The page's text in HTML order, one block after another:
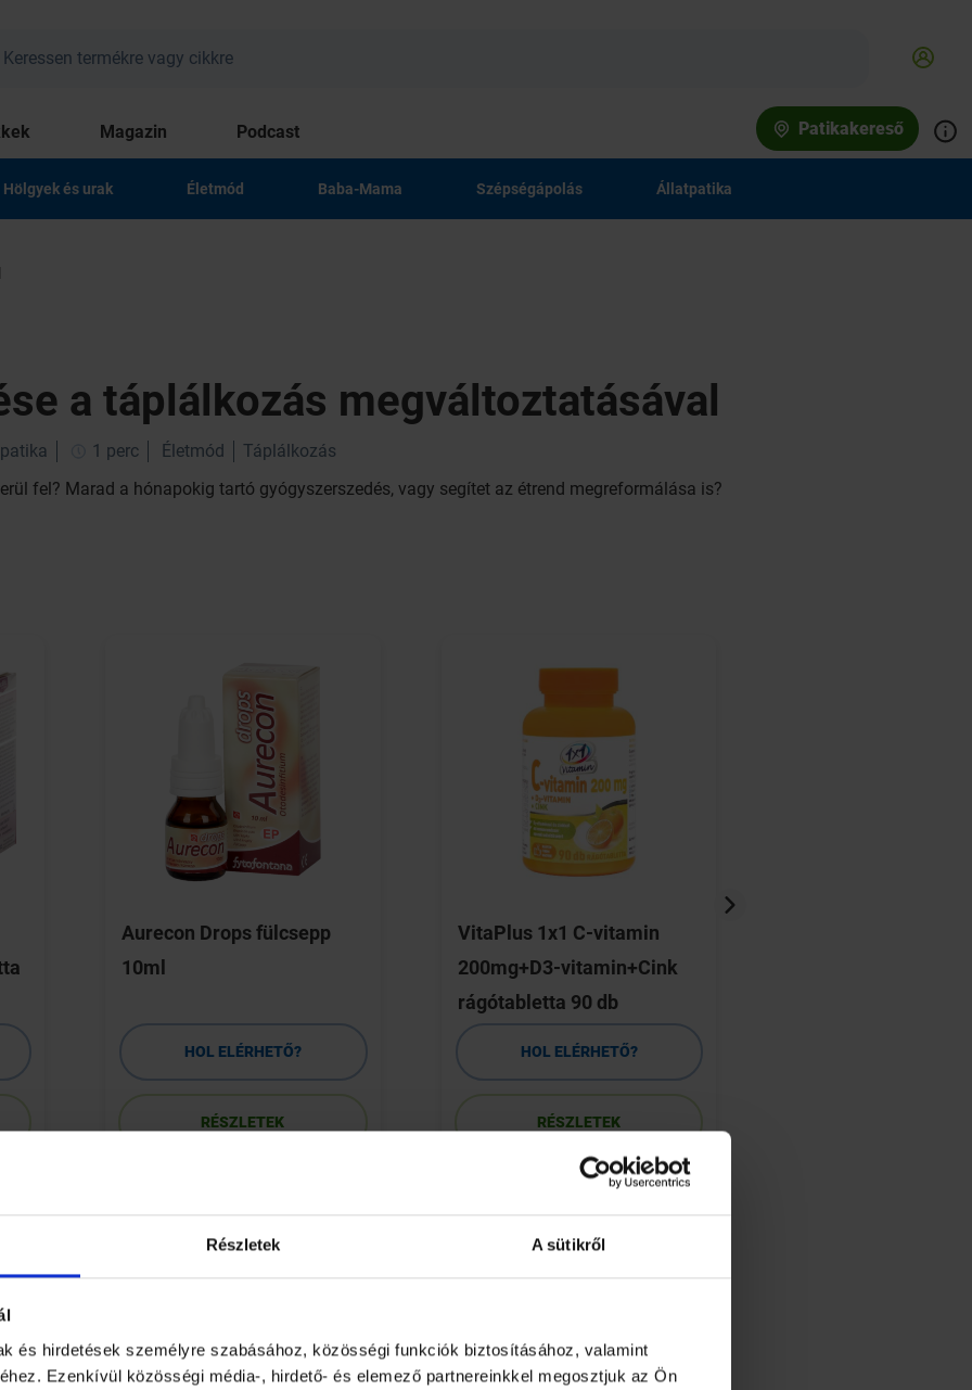
Részletek A sütikről
és hirdetések személyre szabásához, közösségi funkciók biztosításához, valamint
Ezenkívül közösségi média-, hirdető- és elemező partnereinkkel megosztjuk az Ön
Magazin Podcast Patikakereső
Hölgyek és urak Életmód Baba-Mama Szépségápolás Állatpatika
a táplálkozás megváltoztatásával
1 perc Életmód
Táplálkozás
fel? Marad a hónapokig tartó gyógyszerszedés, vagy segítet az étrend megreformálása is?
Aurecon Drops fülcsepp
10ml
HOL ELÉRHETŐ?
RÉSZLETEK
VitaPlus 1x1 C-vitamin
200mg+D3-vitamin+Cink
rágótabletta 90 db
HOL ELÉRHETŐ?
RÉSZLETEK